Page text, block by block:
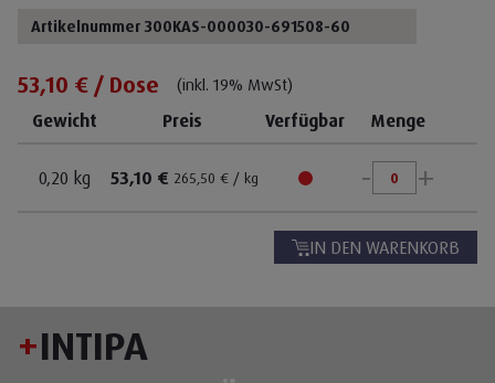
Artikelnummer 300KAS-000030-691508-60
53,10 € / Dose (inkl. 19% MwSt)
Gewicht Preis Verfügbar Menge
0,20 kg 53,10 € 265,50 € / kg - +
IN DEN WARENKORB
+INTIPA